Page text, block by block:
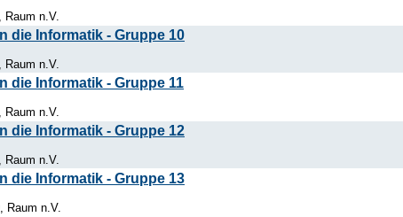
n.V.
die Informatik - Gruppe 10
n.V.
die Informatik - Gruppe 11
n.V.
die Informatik - Gruppe 12
n.V.
die Informatik - Gruppe 13
Raum n.V.